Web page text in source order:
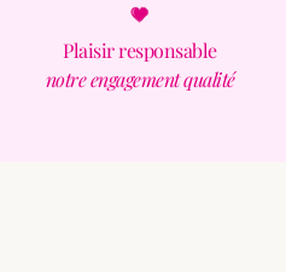
Plaisir responsable
notre engagement qualité